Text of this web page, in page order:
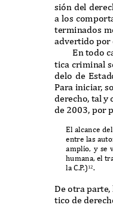
sión del
a los
terminados
advertido
En todo
tica criminal
delo de E
Para iniciar,
derecho, tal y
de 2003, por
El alcance
entre las
amplio, y se
humana, el
laC.P.) 12.
De otra parte,
tico de